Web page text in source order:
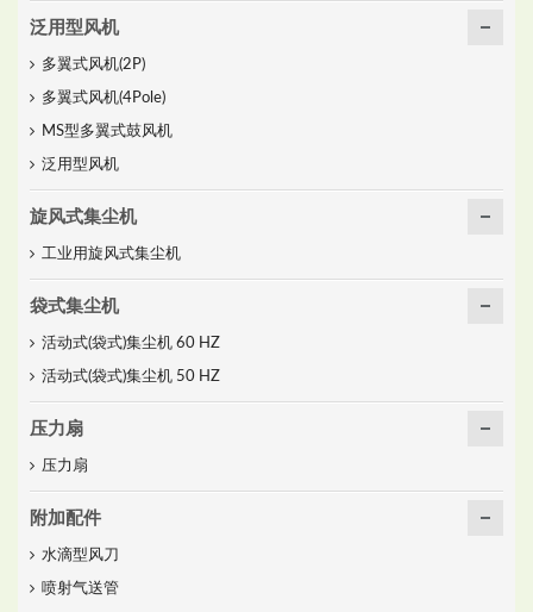
泛用型风机
多翼式风机(2P)
多翼式风机(4Pole)
MS型多翼式鼓风机
泛用型风机
旋风式集尘机
工业用旋风式集尘机
袋式集尘机
活动式(袋式)集尘机 60 HZ
活动式(袋式)集尘机 50 HZ
压力扇
压力扇
附加配件
水滴型风刀
喷射气送管